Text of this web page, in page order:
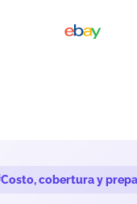
Costo, cobertura y